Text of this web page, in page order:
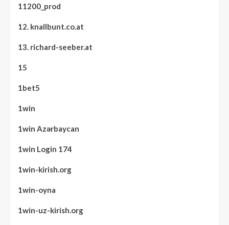
11200_prod
12. knallbunt.co.at
13. richard-seeber.at
15
1bet5
1win
1win Azərbaycan
1win Login 174
1win-kirish.org
1win-oyna
1win-uz-kirish.org